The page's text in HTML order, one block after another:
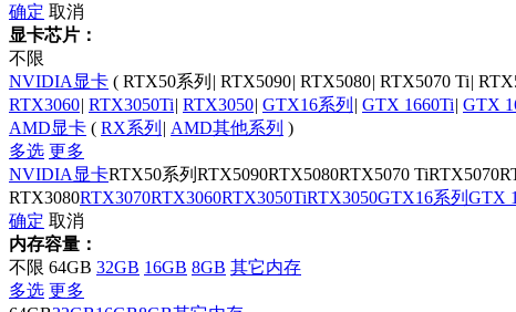
确定 取消
显卡芯片：
不限
NVIDIA显卡 ( RTX50系列 | RTX5090| RTX5080| RTX5070 Ti|
RTX3060| RTX3050Ti| RTX3050| GTX16系列 | GTX 1660Ti| GTX
AMD显卡 ( RX系列 | AMD其他系列 )
多选 更多
NVIDIA显卡RTX50系列 RTX5090RTX5080RTX5070 TiRTX5070
RTX3080RTX3070RTX3060RTX3050TiRTX3050GTX16系列 GTX
确定 取消
内存容量：
不限 64GB 32GB 16GB 8GB 其它内存
多选 更多